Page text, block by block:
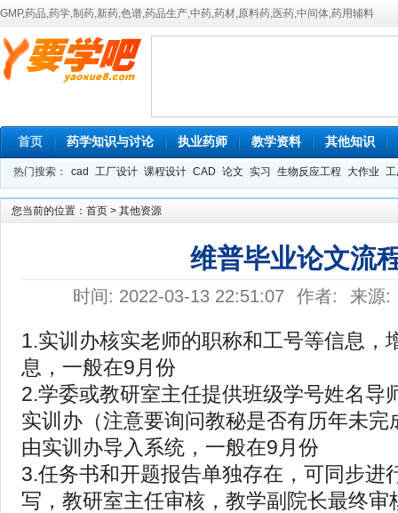
GMP,药品,药学,制药,新药,色谱,药品生产,中药,药材,原料药,医药,中间体,药用辅料
首页 药学知识与讨论 执业药师 教学资料 其他知识
热门搜索： cad 工厂设计 课程设计 CAD 论文 实习 生物反应工程 大作业
您当前的位置： 首页 > 其他资源
维普毕业论文流
时间: 2022-03-13 22:51:07 作者: 来源:
1.实训办核实老师的职称和工号等信息，
息，一般在9月份
2.学委或教研室主任提供班级学号姓名导
实训办（注意要询问教秘是否有历年未完
由实训办导入系统，一般在9月份
3.任务书和开题报告单独存在，可同步进
写，教研室主任审核，教学副院长最终审